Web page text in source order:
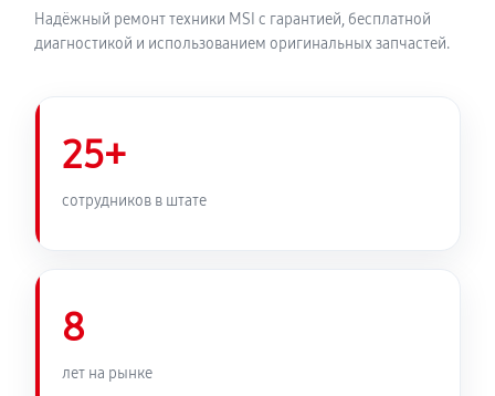
Надёжный ремонт техники MSI с гарантией, бесплатной
диагностикой и использованием оригинальных запчастей.
25+
сотрудников в штате
8
лет на рынке